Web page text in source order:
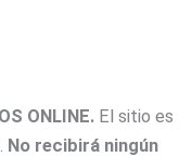
ONLINE. El sitio es
No recibirá ningún